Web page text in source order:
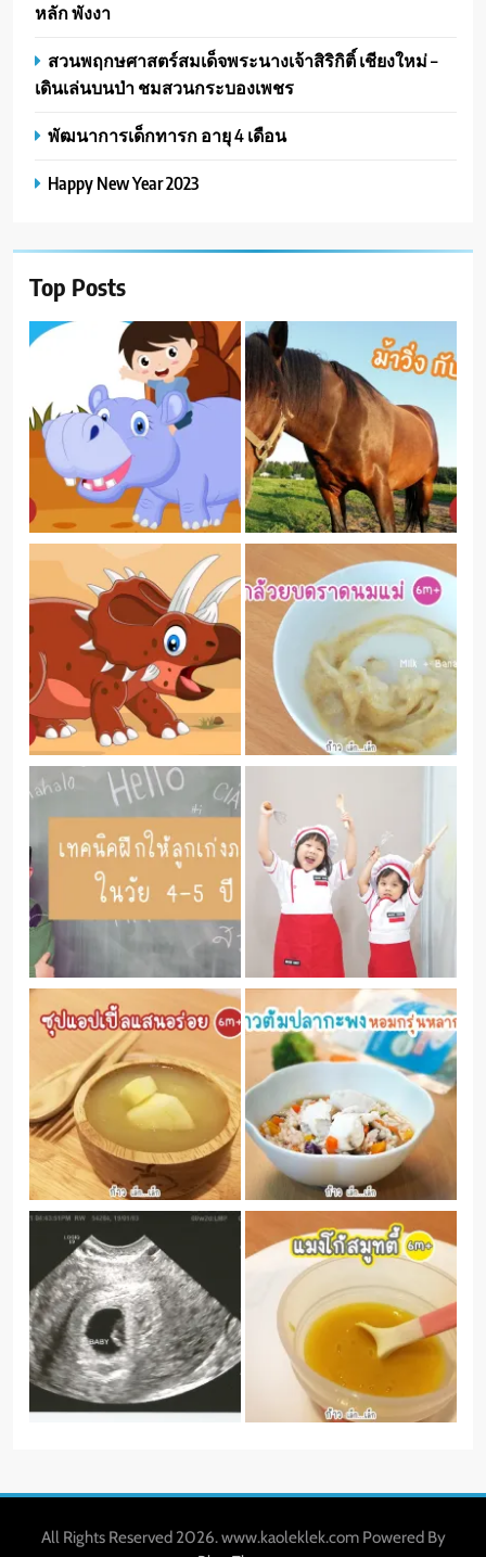
หลัก พังงา
สวนพฤกษศาสตร์สมเด็จพระนางเจ้าสิริกิติ์ เชียงใหม่ –
เดินเล่นบนป่า ชมสวนกระบองเพชร
พัฒนาการเด็กทารก อายุ 4 เดือน
Happy New Year 2023
Top Posts
All Rights Reserved 2026. www.kaoleklek.com Powered By